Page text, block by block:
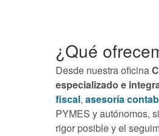
¿Qué
Desde nuestra oficina
especializado e
fiscal, asesoría
PYMES y autónomos,
rigor posible y el